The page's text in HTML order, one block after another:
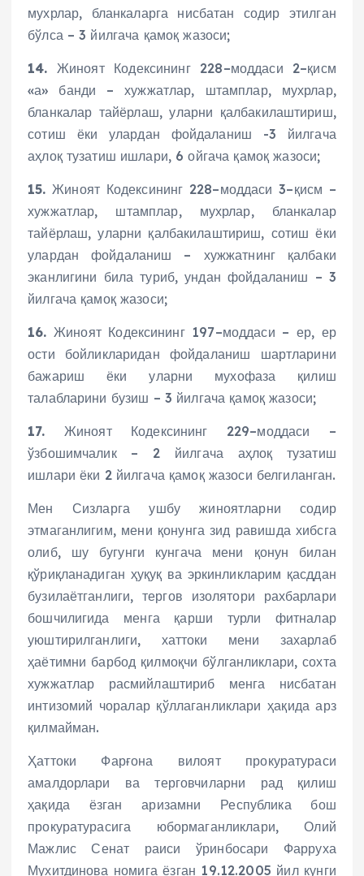
мухрлар, бланкаларга нисбатан содир этилган
бўлса – 3 йилгача қамоқ жазоси;
14. Жиноят Кодексининг 228–моддаси 2–қисм
«а» банди – хужжатлар, штамплар, мухрлар,
бланкалар тайёрлаш, уларни қалбакилаштириш,
сотиш ёки улардан фойдаланиш -3 йилгача
аҳлоқ тузатиш ишлари, 6 ойгача қамоқ жазоси;
15. Жиноят Кодексининг 228–моддаси 3–қисм –
хужжатлар, штамплар, мухрлар, бланкалар
тайёрлаш, уларни қалбакилаштириш, сотиш ёки
улардан фойдаланиш – хужжатнинг қалбаки
эканлигини била туриб, ундан фойдаланиш – 3
йилгача қамоқ жазоси;
16. Жиноят Кодексининг 197–моддаси – ер, ер
ости бойликларидан фойдаланиш шартларини
бажариш ёки уларни мухофаза қилиш
талабларини бузиш – 3 йилгача қамоқ жазоси;
17. Жиноят Кодексининг 229–моддаси –
ўзбошимчалик – 2 йилгача аҳлоқ тузатиш
ишлари ёки 2 йилгача қамоқ жазоси белгиланган.
Мен Сизларга ушбу жиноятларни содир
этмаганлигим, мени қонунга зид равишда хибсга
олиб, шу бугунги кунгача мени қонун билан
қўриқланадиган ҳуқуқ ва эркинликларим қасддан
бузилаётганлиги, тергов изолятори рахбарлари
бошчилигида менга қарши турли фитналар
уюштирилганлиги, хаттоки мени захарлаб
ҳаётимни барбод қилмоқчи бўлганликлари, сохта
хужжатлар расмийлаштириб менга нисбатан
интизомий чоралар қўллаганликлари ҳақида арз
қилмайман.
Ҳаттоки Фарғона вилоят прокуратураси
амалдорлари ва терговчиларни рад қилиш
ҳақида ёзган аризамни Республика бош
прокуратурасига юбормаганликлари, Олий
Мажлис Сенат раиси ўринбосари Фарруха
Мухитдинова номига ёзган 19.12.2005 йил кунги